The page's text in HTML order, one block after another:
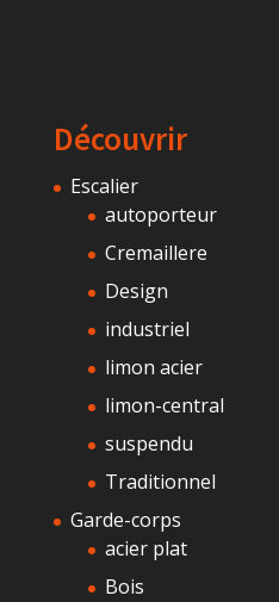
Découvrir
Escalier
autoporteur
Cremaillere
Design
industriel
limon acier
limon-central
suspendu
Traditionnel
Garde-corps
acier plat
Bois